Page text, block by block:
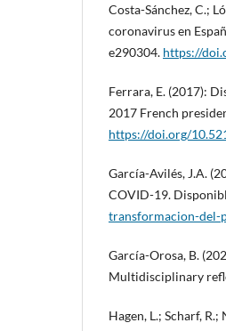
Costa-Sánchez, C.;
coronavirus en
e290304. https://
Ferrara, E. (2017):
2017 French
https://doi.org/
García-Avilés, J.A.
COVID-19.
transformacion-del-
García-Orosa, B.
Multidisciplinary
Hagen, L.; Scharf,